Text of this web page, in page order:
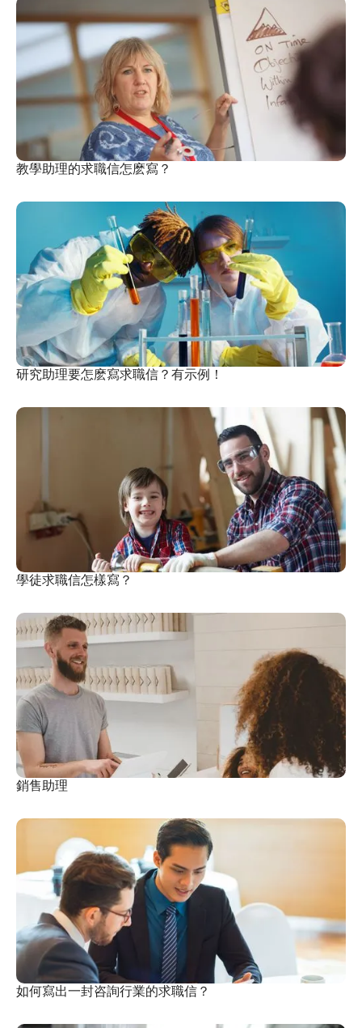
教學助理的求職信怎麽寫？
研究助理要怎麽寫求職信？有示例！
學徒求職信怎樣寫？
銷售助理
如何寫出一封咨詢行業的求職信？